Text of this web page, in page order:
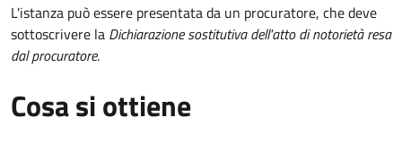
L'istanza può essere presentata da un procuratore, che deve
sottoscrivere la Dichiarazione sostitutiva dell'atto di notorietà resa
dal procuratore.
Cosa si ottiene